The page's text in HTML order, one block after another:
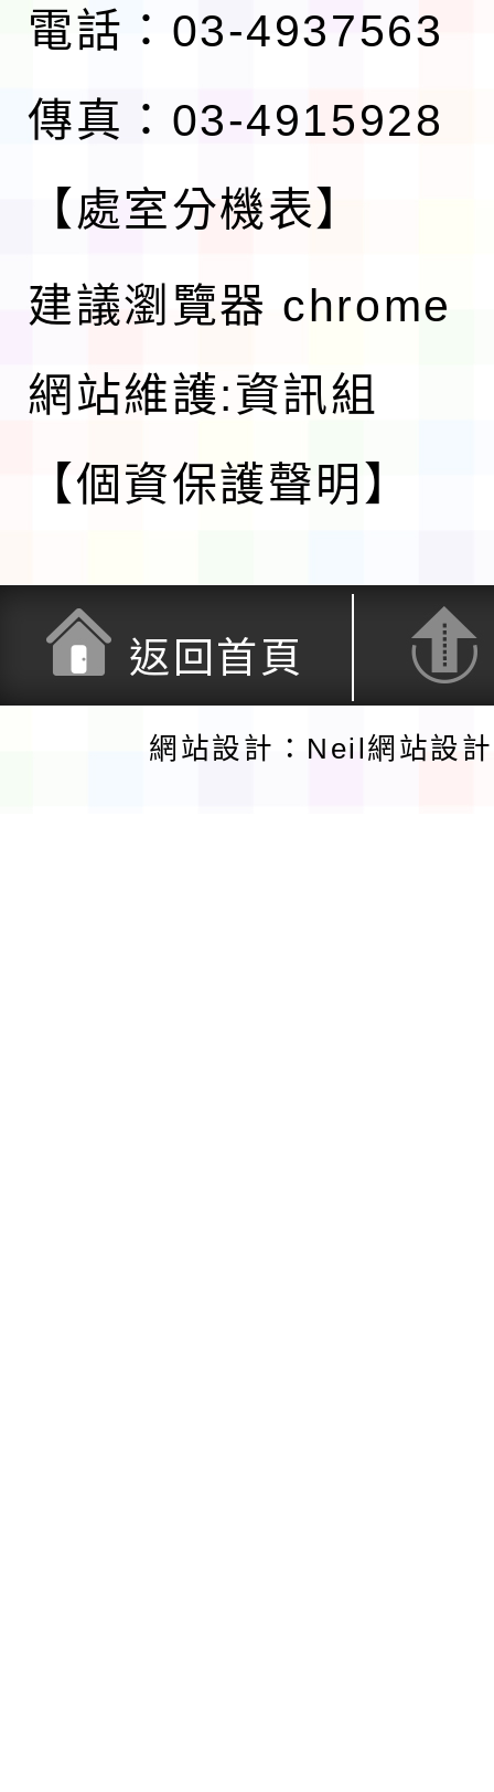
電話：03-4937563
傳真：03-4915928
【處室分機表】
建議瀏覽器 chrome
網站維護:資訊組
【個資保護聲明】
返回首頁
網站設計：Neil網站設